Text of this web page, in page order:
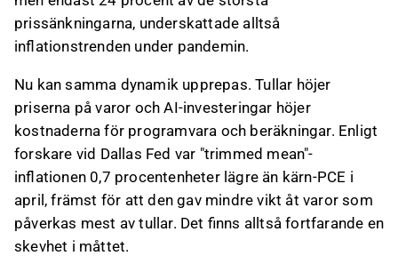
prissänkningarna, underskattade alltså
inflationstrenden under pandemin.
Nu kan samma dynamik upprepas. Tullar höjer
priserna på varor och AI-investeringar höjer
kostnaderna för programvara och beräkningar. Enligt
forskare vid Dallas Fed var "trimmed mean"-
inflationen 0,7 procentenheter lägre än kärn-PCE i
april, främst för att den gav mindre vikt åt varor som
påverkas mest av tullar. Det finns alltså fortfarande en
skevhet i måttet.